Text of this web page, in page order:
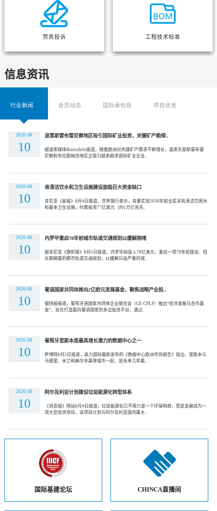
劳务投诉 工程技术标准
信息资讯
行业新闻 会员动态 国际承包商 项目信息
2026.08
10
波黑斯雷布雷尼察地区吸引国际矿业投资，关键矿产勘探..
据波黑媒体BiznisInfo报道，随着欧洲对关键矿产需求不断增长，波黑东部斯雷布雷
尼察和布拉图纳茨地区正吸引越来越多国际矿业企业..
2026.08
10
肯清洁饮水和卫生设施建设面临巨大资金缺口
肯尼亚《星报》8月4日报道，世界银行表示，肯要实现2030年前全民享有清洁饮用水
和基本卫生设施，约需投资77亿美元（约1万亿肯先..
2026.08
10
内罗毕重启78年前城市轨道交通规划以缓解拥堵
据肯尼亚《旗帜报》8月5日报道，内罗毕拟投入78亿美元，重启一项78年前提出、但
长期搁置的都市轨道交通规划，以缓解日益严重的城..
2026.08
10
葡语国家共同体推出2亿欧元发展基金，聚焦战略产业投..
据快报报道，葡萄牙语国家共同体企业联合会（CE-CPLP）推出“经济发展与合作基
金”，旨在打造面向葡语国家的多边投资平台，通过..
2026.08
10
葡萄牙里斯本是最具增长潜力的数据中心之一
萨博网8月3日报道，高力国际最新发布的《数据中心欧洲市场报告》指出，里斯本与
马德里、米兰和赫尔辛基等城市一起，是未来几年最..
2026.08
10
阿尔及利亚计划建设垃圾能源化转型体系
《消息报》网站8月4日报道，垃圾能源化已不再只是一个环保构想，而是发展成为一
项大型投资项目。该项目计划与阿尔及利亚国内最大..
国际基建论坛 CHINCA直播间